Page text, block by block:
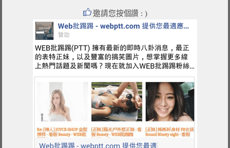
邀請您按個讚 : )